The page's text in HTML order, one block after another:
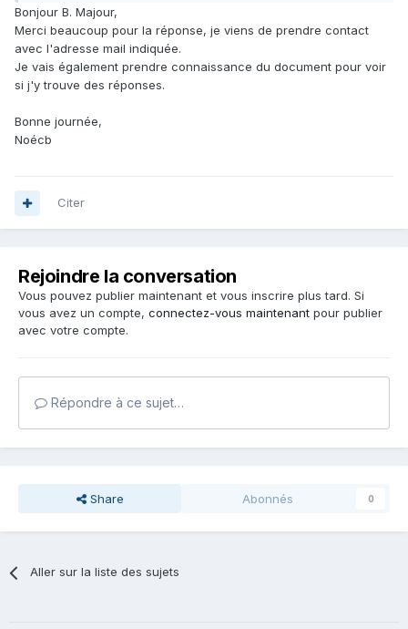
Bonne journée.
Bonjour B. Majour,
Merci beaucoup pour la réponse, je viens de prendre contact
avec l'adresse mail indiquée.
Je vais également prendre connaissance du document pour voir
si j'y trouve des réponses.
Bonne journée,
Noécb
Citer
Rejoindre la conversation
Vous pouvez publier maintenant et vous inscrire plus tard. Si
vous avez un compte, connectez-vous maintenant pour publier
avec votre compte.
Répondre à ce sujet…
Share Abonnés 0
Aller sur la liste des sujets